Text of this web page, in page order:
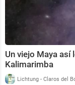
Un viejo Maya así
Kalimarimba
Lichtung - Claros del